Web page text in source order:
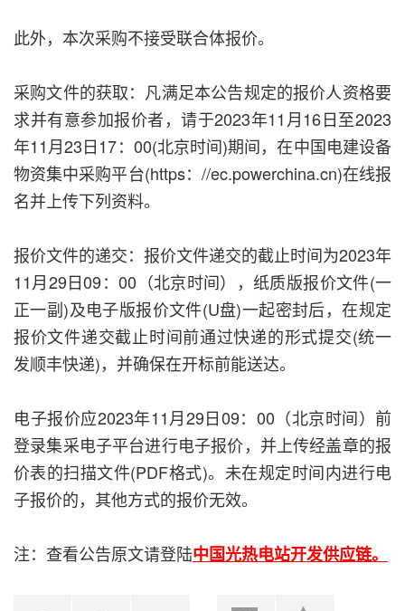
此外，本次采购不接受联合体报价。
采购文件的获取：凡满足本公告规定的报价人资格要
求并有意参加报价者，请于2023年11月16日至2023
年11月23日17：00(北京时间)期间，在中国电建设备
物资集中采购平台(https：//ec.powerchina.cn)在线报
名并上传下列资料。
报价文件的递交：报价文件递交的截止时间为2023年
11月29日09：00（北京时间），纸质版报价文件(一
正一副)及电子版报价文件(U盘)一起密封后，在规定
报价文件递交截止时间前通过快递的形式提交(统一
发顺丰快递)，并确保在开标前能送达。
电子报价应2023年11月29日09：00（北京时间）前
登录集采电子平台进行电子报价，并上传经盖章的报
价表的扫描文件(PDF格式)。未在规定时间内进行电
子报价的，其他方式的报价无效。
注：查看公告原文请登陆中国光热电站开发供应链。